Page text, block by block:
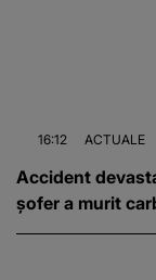
16:12 ACTUALE
Accident
șofer a murit